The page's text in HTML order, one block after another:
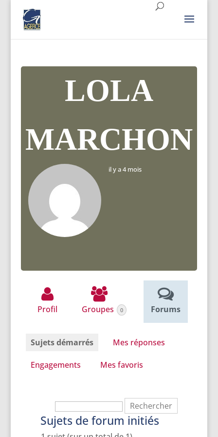
LOLA
MARCHON
il y a 4 mois
Profil Groupes 0 Forums
Sujets démarrés Mes réponses
Engagements Mes favoris
Sujets de forum initiés